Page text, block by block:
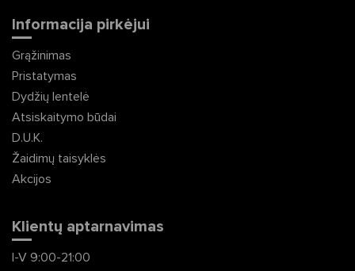
Informacija pirkėjui
Grąžinimas
Pristatymas
Dydžių lentelė
Atsiskaitymo būdai
D.U.K.
Žaidimų taisyklės
Akcijos
Klientų aptarnavimas
I-V 9:00-21:00